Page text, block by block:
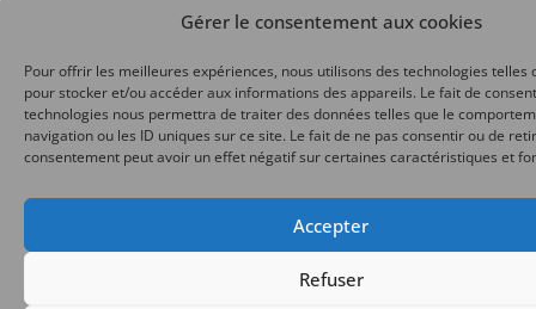
Gérer le consentement aux cookies
Pour offrir les meilleures expériences, nous utilisons des technologies telles
pour stocker et/ou accéder aux informations des appareils. Le fait de
technologies nous permettra de traiter des données telles que le
navigation ou les ID uniques sur ce site. Le fait de ne pas consentir ou de
consentement peut avoir un effet négatif sur certaines caractéristiques et
Accepter
Refuser